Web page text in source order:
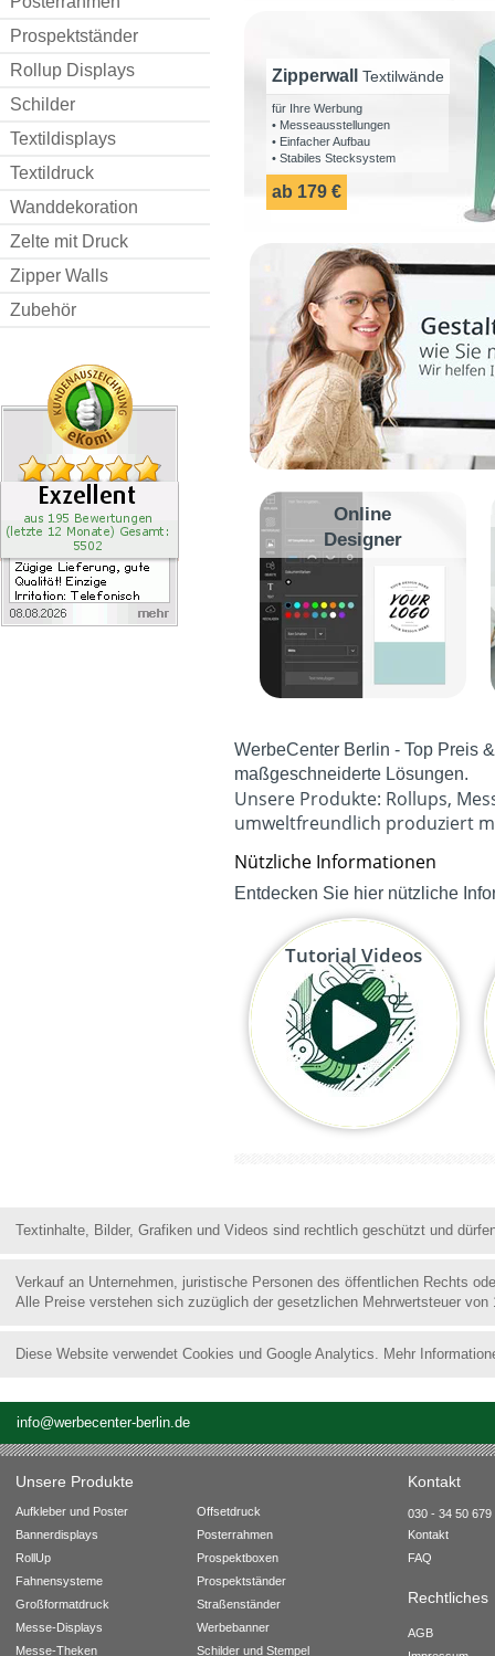
Prospektständer
Rollup Displays
Schilder
Textildisplays
Textildruck
Wanddekoration
Zelte mit Druck
Zipper Walls
Zubehör
Zipperwall Textilwände
für Ihre Werbung
• Messeausstellungen
• Einfacher Aufbau
• Stabiles Stecksystem
ab 179 €
Online
Designer
WerbeCenter Berlin - Top Preis
maßgeschneiderte Lösungen.
Unsere Produkte: Rollups,
umweltfreundlich produziert
Nützliche Informationen
Entdecken Sie hier nützliche
Tutorial Videos
Textinhalte, Bilder, Grafiken und Videos sind rechtlich geschützt und
Verkauf an Unternehmen, juristische Personen des öffentlichen Rechts
Alle Preise verstehen sich zuzüglich der gesetzlichen Mehrwertsteuer von
Diese Website verwendet Cookies und Google Analytics. Mehr
info@werbecenter-berlin.de
Unsere Produkte Kontakt
Aufkleber und Poster
Bannerdisplays
RollUp
Fahnensysteme
Großformatdruck
Messe-Displays
Messe-Theken
Offsetdruck
Posterrahmen
Prospektboxen
Prospektständer
Straßenständer
Werbebanner
Schilder und Stempel
030 - 34 50 679
Kontakt
FAQ
Rechtliches
AGB